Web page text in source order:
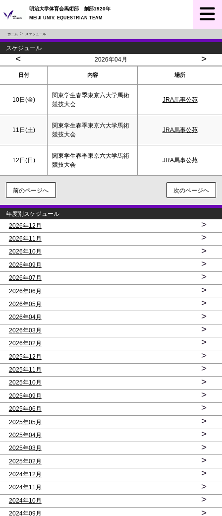
明治大学体育会馬術部 創部1920年
MEIJI UNIV. EQUESTRIAN TEAM
ホーム スケジュール
スケジュール
< 2026年04月 >
日付 内容 場所
10日(金)
関東学生春季東京六大学馬術
競技大会
JRA馬事公苑
11日(土)
関東学生春季東京六大学馬術
競技大会
JRA馬事公苑
12日(日)
関東学生春季東京六大学馬術
競技大会
JRA馬事公苑
前のページへ 次のページヘ
年度別スケジュール
2026年12月
>
2026年11月 >
2026年10月 >
2026年09月 >
2026年07月 >
2026年06月 >
2026年05月 >
2026年04月 >
2026年03月 >
2026年02月 >
2025年12月 >
2025年11月 >
2025年10月 >
2025年09月 >
2025年06月 >
2025年05月 >
2025年04月 >
2025年03月 >
2025年02月 >
2024年12月 >
2024年11月 >
2024年10月 >
2024年09月 >